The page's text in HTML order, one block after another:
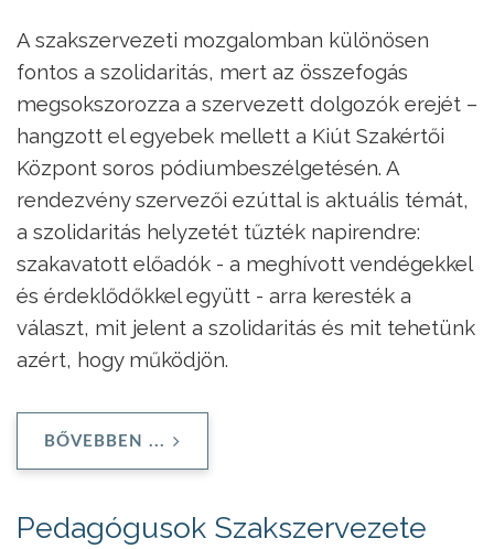
A szakszervezeti mozgalomban különösen
fontos a szolidaritás, mert az összefogás
megsokszorozza a szervezett dolgozók erejét –
hangzott el egyebek mellett a Kiút Szakértői
Központ soros pódiumbeszélgetésén. A
rendezvény szervezői ezúttal is aktuális témát,
a szolidaritás helyzetét tűzték napirendre:
szakavatott előadók - a meghívott vendégekkel
és érdeklődőkkel együtt - arra keresték a
választ, mit jelent a szolidaritás és mit tehetünk
azért, hogy működjön.
BŐVEBBEN ...
Pedagógusok Szakszervezete